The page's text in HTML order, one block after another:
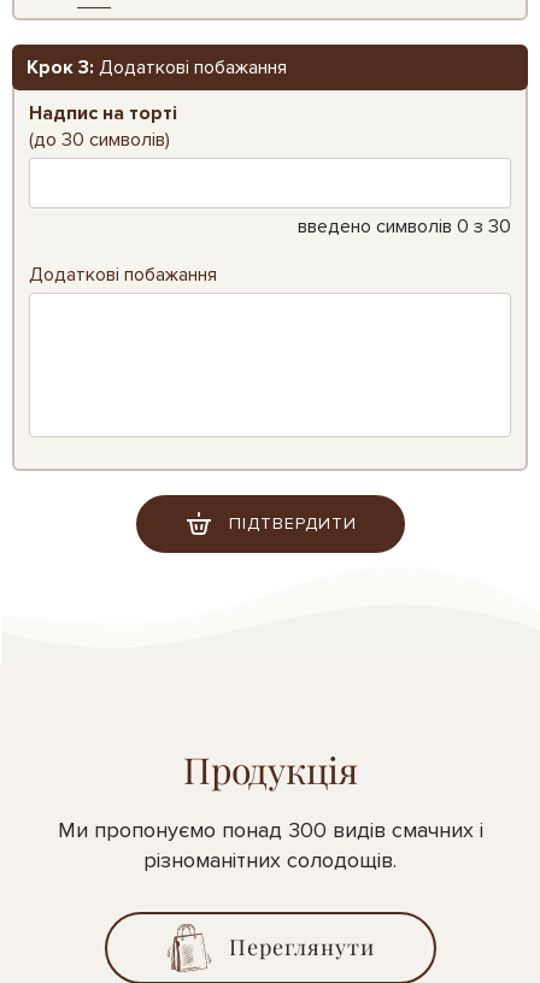
Крок 3: Додаткові побажання
Надпис на торті
(до 30 символів)
введено символів 0 з 30
Додаткові побажання
ПІДТВЕРДИТИ
Продукція
Ми пропонуємо понад 300 видів смачних і
різноманітних солодощів.
Переглянути